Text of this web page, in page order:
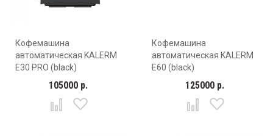
Кофемашина
автоматическая KALERM
E30 PRO (black)
105000 р.
Кофемашина
автоматическая KALERM
E60 (black)
125000 р.